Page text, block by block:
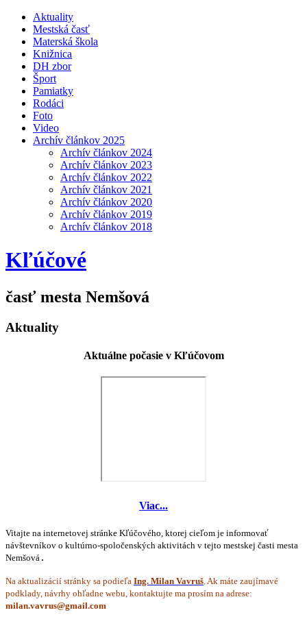
Aktuality
Mestská časť
Materská škola
Knižnica
DH zbor
Šport
Pamiatky
Rodáci
Foto
Video
Archív článkov 2025
Archív článkov 2024
Archív článkov 2023
Archív článkov 2022
Archív článkov 2021
Archív článkov 2020
Archív článkov 2019
Archív článkov 2018
Kľúčové
časť mesta Nemšová
Aktuality
Aktuálne počasie v Kľúčovom
Viac...
Vitajte na internetovej stránke Kľúčového, ktorej cieľom je informovať
návštevníkov o kultúrno-spoločenských aktivitách v tejto mestskej časti mesta
Nemšová .
Na aktualizácií stránky sa podieľa Ing. Milan Vavruš . Ak máte zaujímavé
podklady, návrhy ohľadne webu, kontaktujte ma prosím na adrese: